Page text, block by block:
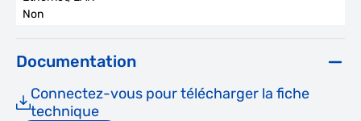
Non
Documentation
Connectez-vous pour télécharger la fiche
technique